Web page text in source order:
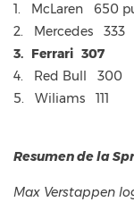
1. McLaren 650
2. Mercedes 333
3. Ferrari 307
4. Red Bull 300
5. Wiliams 111
Resumen de la
Max Verstappen